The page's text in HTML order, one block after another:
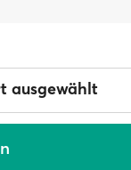
ausgewählt